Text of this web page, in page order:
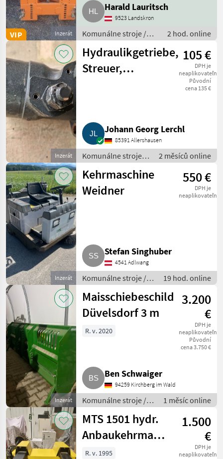
Inzerát
VIP
Harald Lauritsch
9523 Landskron
Komunálne stroje /
Snehové drapáky a
snehové frézy
2 hod. online
Inzerát
Hydraulikgetriebe,
Streuer,
200
105 €
DPH je
neaplikovateľné
Původní
cena 135 €
Johann Georg Lerchl
85391 Allershausen
Komunálne stroje /
Ostatné komunálne
náradia
2 měsíců online
Inzerát
Kehrmaschine
Weidner
550 €
DPH je
neaplikovateľné
Stefan Singhuber
4541 Adlwang
Komunálne stroje /
Zametací stroj
19 hod. online
Inzerát
Maisschiebeschild
Düvelsdorf 3 m
3.200
€
DPH je
neaplikovateľné
Původní
cena 3.750 €
R. v. 2020
Ben Schwaiger
94259 Kirchberg im Wald
Komunálne stroje /
Zametací stroj
1 měsíc online
MTS 1501 hydr.
Anbaukehrmaschine
für Stapler,
1.500
€
DPH je
neaplikovateľné
R. v. 1995